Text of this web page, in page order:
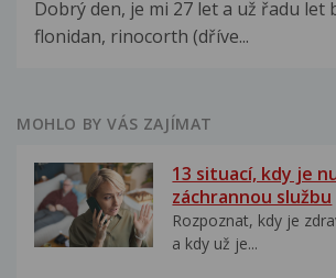
Dobrý den, je mi 27 let a už řadu let
flonidan, rinocorth (dříve...
MOHLO BY VÁS ZAJÍMAT
13 situací, kdy je
záchrannou službu
Rozpoznat, kdy je
a kdy už je...